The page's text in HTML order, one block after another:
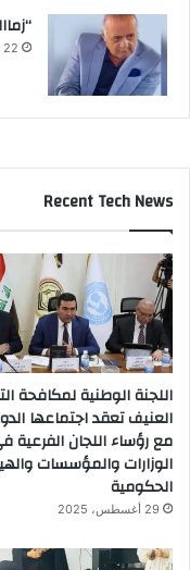
22 سبتمبر، 2023
Recent Tech News
اللجنة الوطنية لمكافحة
العنيف تعقد اجتماعها
مع رؤساء اللجان الفرعية
الوزارات والمؤسسات
الحكومية
29 أغسطس، 2025